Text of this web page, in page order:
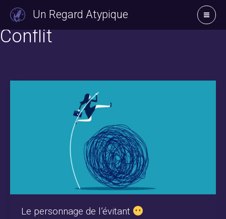
contenu
Un Regard Atypique
Conflit
Le personnage de l’évitant